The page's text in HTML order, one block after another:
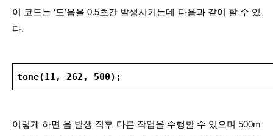
이 코드는 ‘도’음을 0.5초간 발생시키는데 다음과 같이 할 수 있
다.
tone(11, 262, 500);
이렇게 하면 음 발생 직후 다른 작업을 수행할 수 있으며 500m